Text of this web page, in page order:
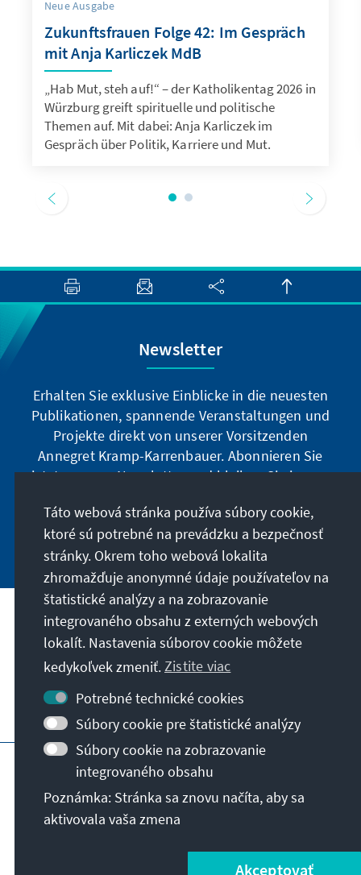
Neue Ausgabe
Zukunftsfrauen Folge 42: Im Gespräch
mit Anja Karliczek MdB
„Hab Mut, steh auf!“ – der Katholikentag 2026 in
Würzburg greift spirituelle und politische
Themen auf. Mit dabei: Anja Karliczek im
Gespräch über Politik, Karriere und Mut.
Newsletter
Erhalten Sie exklusive Einblicke in die neuesten
Publikationen, spannende Veranstaltungen und
Projekte direkt von unserer Vorsitzenden
Annegret Kramp-Karrenbauer. Abonnieren Sie
jetzt unseren Newsletter und bleiben Sie immer
Jetzt abonnieren
Naše poslanie
Kontakt
Ďalšie ponuky nadácie
Impressum
Ochrana súkromia
Podmienky používania
Erklärung zur Barrierefreiheit
Barriere melden
Mapa stránky
© Konrad-Adenauer-Stiftung e.V. 2026
Táto webová stránka používa súbory cookie,
ktoré sú potrebné na prevádzku a bezpečnosť
stránky. Okrem toho webová lokalita
zhromažďuje anonymné údaje používateľov na
štatistické analýzy a na zobrazovanie
integrovaného obsahu z externých webových
lokalít. Nastavenia súborov cookie môžete
kedykoľvek zmeniť.Zistite viac
Potrebné technické cookies
Súbory cookie pre štatistické analýzy
Súbory cookie na zobrazovanie
integrovaného obsahu
Poznámka: Stránka sa znovu načíta, aby sa
aktivovala vaša zmena
Akceptovať